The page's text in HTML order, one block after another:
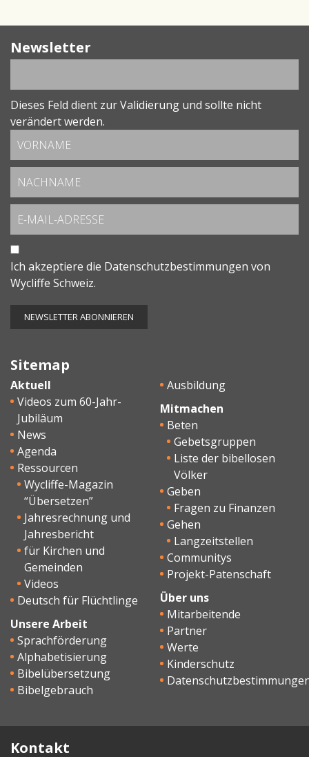
Newsletter
Dieses Feld dient zur Validierung und sollte nicht
verändert werden.
Ich akzeptiere die Datenschutzbestimmungen von
Wycliffe Schweiz.
Sitemap
Aktuell
Videos zum 60-Jahr-
Jubiläum
News
Agenda
Ressourcen
Wycliffe-Magazin
“Übersetzen”
Jahresrechnung und
Jahresbericht
für Kirchen und
Gemeinden
Videos
Deutsch für Flüchtlinge
Unsere Arbeit
Sprachförderung
Alphabetisierung
Bibelübersetzung
Bibelgebrauch
Ausbildung
Mitmachen
Beten
Gebetsgruppen
Liste der bibellosen
Völker
Geben
Fragen zu Finanzen
Gehen
Langzeitstellen
Communitys
Projekt-Patenschaft
Über uns
Mitarbeitende
Partner
Werte
Kinderschutz
Kontakt